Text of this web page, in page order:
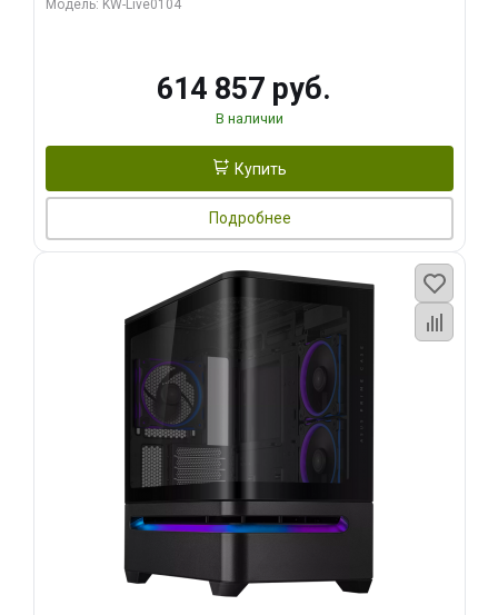
Модель: KW-Live0104
614 857 руб.
В наличии
Купить
Подробнее